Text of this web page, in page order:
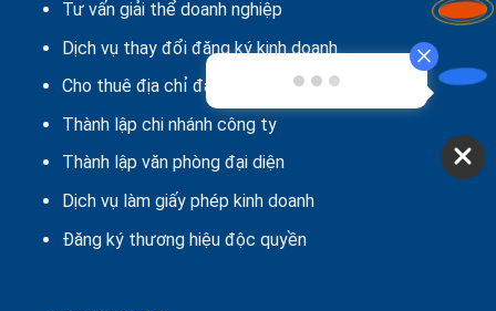
Tư vấn giải thể doanh nghiệp
Dịch vụ thay đổi đăng ký kinh doanh
Cho thuê địa chỉ đăng ký kinh doanh
Thành lập chi nhánh công ty
Thành lập văn phòng đại diện
Dịch vụ làm giấy phép kinh doanh
Đăng ký thương hiệu độc quyền